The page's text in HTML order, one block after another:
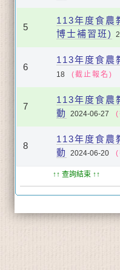
5
113年度食農
博士補習班)
6
113年度食農
18
(截止報名)
7
113年度食農
動
2024-06-27 (
8
113年度食農
動
2024-06-20 (
↑↑ 查詢結束 ↑↑